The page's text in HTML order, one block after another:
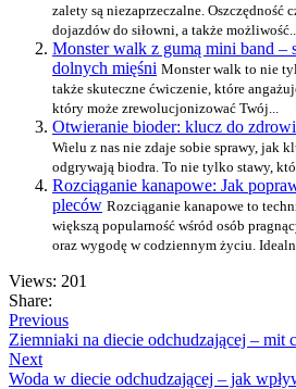
zalety są niezaprzeczalne. Oszczędność
dojazdów do siłowni, a także możliwość...
Monster walk z gumą mini band –
dolnych mięśni Monster walk to nie
także skuteczne ćwiczenie, które
który może zrewolucjonizować Twój...
Otwieranie bioder: klucz do
Wielu z nas nie zdaje sobie sprawy, jak
odgrywają biodra. To nie tylko stawy,
Rozciąganie kanapowe: Jak
pleców Rozciąganie kanapowe to
większą popularność wśród osób
oraz wygodę w codziennym życiu.
Views: 201
Share:
Previous
Ziemniaki na diecie odchudzającej – mit
Next
Woda w diecie odchudzającej – jak